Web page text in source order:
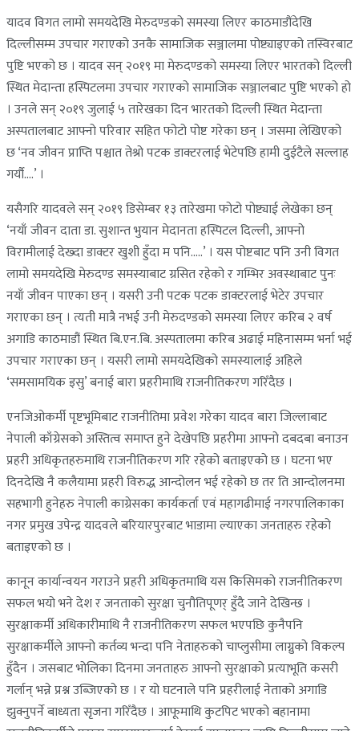
यादव विगत लामो समयदेखि मेरुदण्डको समस्या लिएर काठमाडौंदेखि
दिल्लीसम्म उपचार गराएको उनकै सामाजिक सञ्जालमा पोष्ट्याइएको तस्विरबाट
पुष्टि भएको छ । यादव सन् २०१९ मा मेरुदण्डको समस्या लिएर भारतको दिल्ली
स्थित मेदान्ता हस्पिटलमा उपचार गराएको सामाजिक सञ्जालबाट पुष्टि भएको हो
। उनले सन् २०१९ जुलाई ५ तारेखका दिन भारतको दिल्ली स्थित मेदान्ता
अस्पतालबाट आफ्नो परिवार सहित फोटो पोष्ट गरेका छन् । जसमा लेखिएको
छ ‘नव जीवन प्राप्ति पश्चात तेश्रो पटक डाक्टरलाई भेटेपछि हामी दुईटैले सल्लाह
गर्यौ….’ ।
यसैगरि यादवले सन् २०१९ डिसेम्बर १३ तारेखमा फोटो पोष्ट्याई लेखेका छन्
‘नयाँ जीवन दाता डा. सुशान्त भुयान मेदानता हस्पिटल दिल्ली, आफ्नो
विरामीलाई देख्दा डाक्टर खुशी हुँदा म पनि…..’ । यस पोष्टबाट पनि उनी विगत
लामो समयदेखि मेरुदण्ड समस्याबाट ग्रसित रहेको र गम्भिर अवस्थाबाट पुनः
नयाँ जीवन पाएका छन् । यसरी उनी पटक पटक डाक्टरलाई भेटेर उपचार
गराएका छन् । त्यती मात्रै नभई उनी मेरुदण्डको समस्या लिएर करिब २ वर्ष
अगाडि काठमाडौं स्थित बि.एन.बि. अस्पतालमा करिब अढाई महिनासम्म भर्ना भई
उपचार गराएका छन् । यसरी लामो समयदेखिको समस्यालाई अहिले
‘समसामयिक इसु’ बनाई बारा प्रहरीमाथि राजनीतिकरण गरिँदैछ ।
एनजिओकर्मी पृष्टभूमिबाट राजनीतिमा प्रवेश गरेका यादव बारा जिल्लाबाट
नेपाली काँग्रेसको अस्तित्व समाप्त हुने देखेपछि प्रहरीमा आफ्नो दबदबा बनाउन
प्रहरी अधिकृतहरुमाथि राजनीतिकरण गरि रहेको बताइएको छ । घटना भए
दिनदेखि नै कलैयामा प्रहरी विरुद्ध आन्दोलन भई रहेको छ तर ति आन्दोलनमा
सहभागी हुनेहरु नेपाली काग्रेसका कार्यकर्ता एवं महागढीमाई नगरपालिकाका
नगर प्रमुख उपेन्द्र यादवले बरियारपुरबाट भाडामा ल्याएका जनताहरु रहेको
बताइएको छ ।
कानून कार्यान्वयन गराउने प्रहरी अधिकृतमाथि यस किसिमको राजनीतिकरण
सफल भयो भने देश र जनताको सुरक्षा चुनौतिपूणर् हुँदै जाने देखिन्छ ।
सुरक्षाकर्मी अधिकारीमाथि नै राजनीतिकरण सफल भएपछि कुनैपनि
सुरक्षाकर्मीले आफ्नो कर्तव्य भन्दा पनि नेताहरुको चाप्लुसीमा लाग्नुको विकल्प
हुँदैन । जसबाट भोलिका दिनमा जनताहरु आफ्नो सुरक्षाको प्रत्याभूति कसरी
गर्लान् भन्ने प्रश्न उब्जिएको छ । र यो घटनाले पनि प्रहरीलाई नेताको अगाडि
झुक्नुपर्ने बाध्यता सृजना गरिँदैछ । आफूमाथि कुटपिट भएको बहानामा